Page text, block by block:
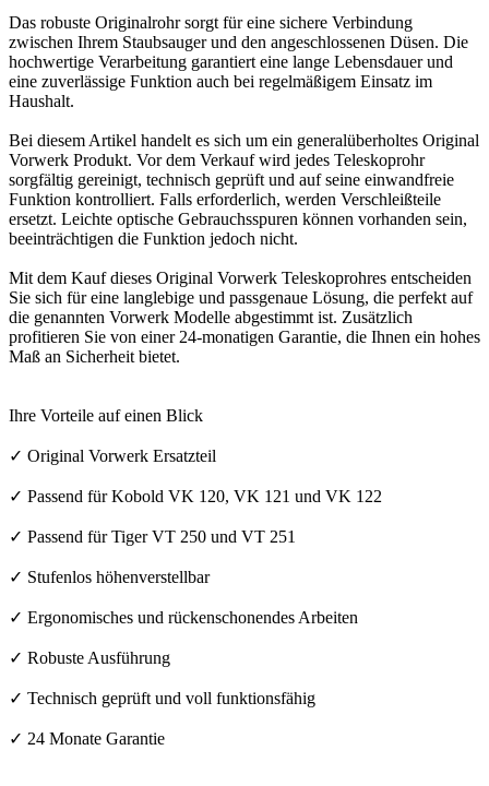
Das robuste Originalrohr sorgt für eine sichere Verbindung
zwischen Ihrem Staubsauger und den angeschlossenen Düsen. Die
hochwertige Verarbeitung garantiert eine lange Lebensdauer und
eine zuverlässige Funktion auch bei regelmäßigem Einsatz im
Haushalt.
Bei diesem Artikel handelt es sich um ein generalüberholtes Original
Vorwerk Produkt. Vor dem Verkauf wird jedes Teleskoprohr
sorgfältig gereinigt, technisch geprüft und auf seine einwandfreie
Funktion kontrolliert. Falls erforderlich, werden Verschleißteile
ersetzt. Leichte optische Gebrauchsspuren können vorhanden sein,
beeinträchtigen die Funktion jedoch nicht.
Mit dem Kauf dieses Original Vorwerk Teleskoprohres entscheiden
Sie sich für eine langlebige und passgenaue Lösung, die perfekt auf
die genannten Vorwerk Modelle abgestimmt ist. Zusätzlich
profitieren Sie von einer 24-monatigen Garantie, die Ihnen ein hohes
Maß an Sicherheit bietet.
Ihre Vorteile auf einen Blick
✓ Original Vorwerk Ersatzteil
✓ Passend für Kobold VK 120, VK 121 und VK 122
✓ Passend für Tiger VT 250 und VT 251
✓ Stufenlos höhenverstellbar
✓ Ergonomisches und rückenschonendes Arbeiten
✓ Robuste Ausführung
✓ Technisch geprüft und voll funktionsfähig
✓ 24 Monate Garantie